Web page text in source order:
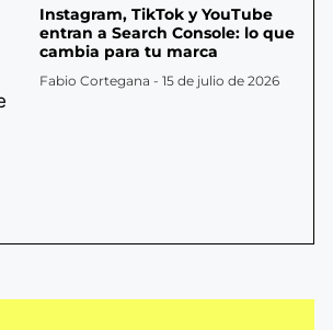
Instagram, TikTok y YouTube
entran a Search Console: lo que
cambia para tu marca
Fabio Cortegana 15 de julio de 2026